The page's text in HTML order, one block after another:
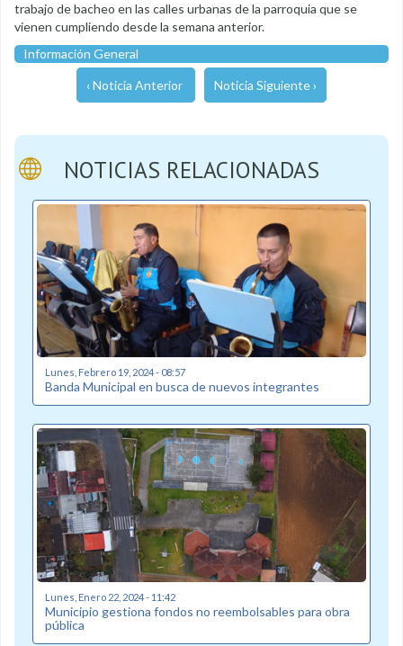
trabajo de bacheo en las calles urbanas de la parroquia que se
vienen cumpliendo desde la semana anterior.
Información General
‹ Noticia Anterior Noticia Siguiente ›
NOTICIAS RELACIONADAS
Lunes, Febrero 19, 2024 - 08:57
Banda Municipal en busca de nuevos integrantes
Lunes, Enero 22, 2024 - 11:42
Municipio gestiona fondos no reembolsables para obra
pública